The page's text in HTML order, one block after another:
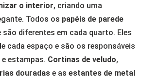
o interior, criando uma
Todos os papéis de parede
são diferentes em cada quarto. Eles
cada espaço e são os responsáveis
estampas. Cortinas de veludo,
douradas e as estantes de metal